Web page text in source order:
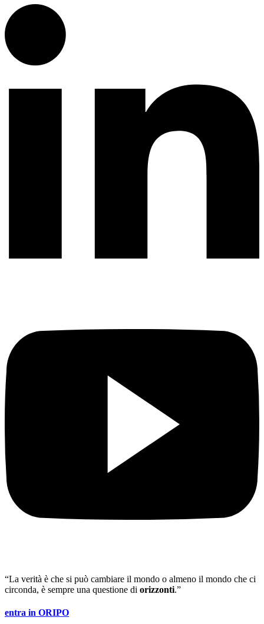
“La verità è che si può cambiare il mondo o almeno il mondo che ci
circonda, è sempre una questione di orizzonti.”
entra in ORIPO